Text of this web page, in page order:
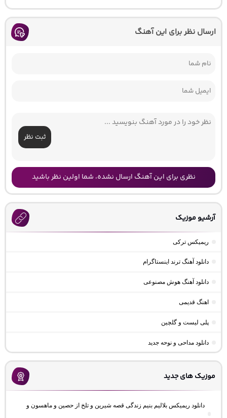
ارسال نظر برای این آهنگ
ثبت نظر
نظری برای این آهنگ ارسال نشده، شما اولین نظر باشید
آرشیو موزیک
ریمیکس ترکی
دانلود آهنگ ترند اینستاگرام
دانلود آهنگ هوش مصنوعی
اهنگ قدیمی
پلی لیست و گلچین
دانلود مداحی و نوحه جدید
موزیک های جدید
دانلود ریمیکس بلالیم بنیم زندگی قصه شیرین و تلخ از حصین و ماهسون و